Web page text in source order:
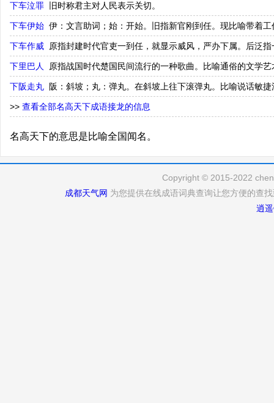
下车泣罪 旧时称君主对人民表示关切。
下车伊始 伊：文言助词；始：开始。旧指新官刚到任。现比喻带着
下车作威 原指封建时代官吏一到任，就显示威风，严办下属。后泛
下里巴人 原指战国时代楚国民间流行的一种歌曲。比喻通俗的文学艺
下阪走丸 阪：斜坡；丸：弹丸。在斜坡上往下滚弹丸。比喻说话敏捷
>> 查看全部名高天下成语接龙的信息
名高天下的意思是比喻全国闻名。
Copyright © 2015-2022
成都天气网 为您提供在线成语词典查询让您方便的查
逍